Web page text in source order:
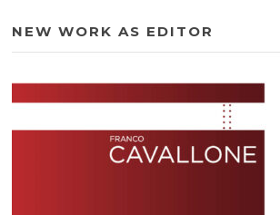
NEW WORK AS EDITOR